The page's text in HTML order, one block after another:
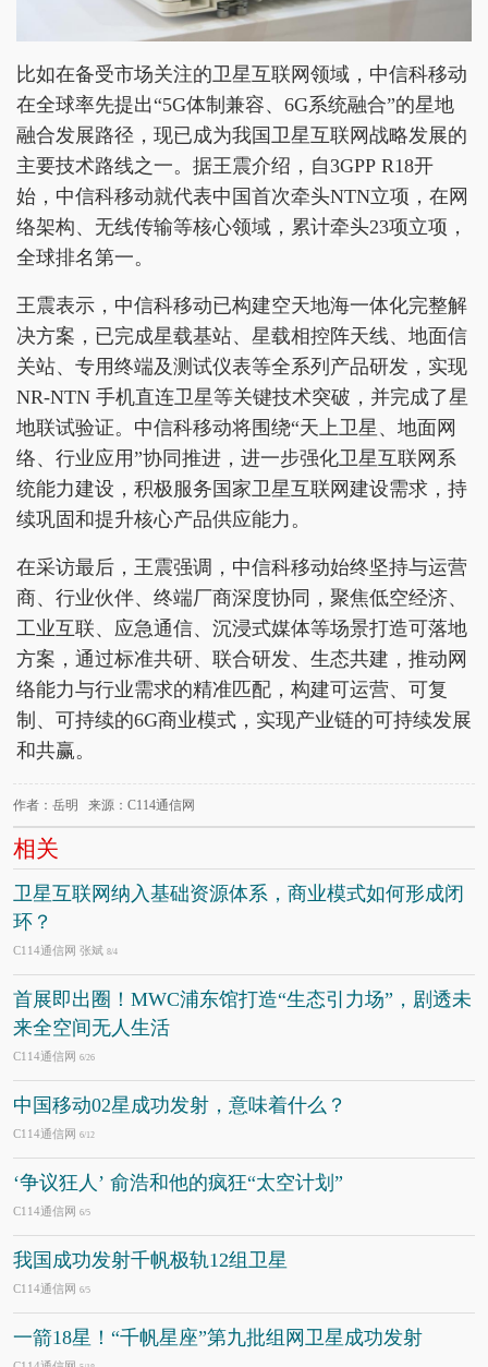
比如在备受市场关注的卫星互联网领域，中信科移动
在全球率先提出“5G体制兼容、6G系统融合”的星地
融合发展路径，现已成为我国卫星互联网战略发展的
主要技术路线之一。据王震介绍，自3GPP R18开
始，中信科移动就代表中国首次牵头NTN立项，在网
络架构、无线传输等核心领域，累计牵头23项立项，
全球排名第一。
王震表示，中信科移动已构建空天地海一体化完整解
决方案，已完成星载基站、星载相控阵天线、地面信
关站、专用终端及测试仪表等全系列产品研发，实现
NR-NTN 手机直连卫星等关键技术突破，并完成了星
地联试验证。中信科移动将围绕“天上卫星、地面网
络、行业应用”协同推进，进一步强化卫星互联网系
统能力建设，积极服务国家卫星互联网建设需求，持
续巩固和提升核心产品供应能力。
在采访最后，王震强调，中信科移动始终坚持与运营
商、行业伙伴、终端厂商深度协同，聚焦低空经济、
工业互联、应急通信、沉浸式媒体等场景打造可落地
方案，通过标准共研、联合研发、生态共建，推动网
络能力与行业需求的精准匹配，构建可运营、可复
制、可持续的6G商业模式，实现产业链的可持续发展
和共赢。
作者：岳明 来源：C114通信网
相关
卫星互联网纳入基础资源体系，商业模式如何形成闭
环？
C114通信网 张斌 8/4
首展即出圈！MWC浦东馆打造“生态引力场”，剧透未
来全空间无人生活
C114通信网 6/26
中国移动02星成功发射，意味着什么？
C114通信网 6/12
‘争议狂人’ 俞浩和他的疯狂“太空计划”
C114通信网 6/5
我国成功发射千帆极轨12组卫星
C114通信网 6/5
一箭18星！“千帆星座”第九批组网卫星成功发射